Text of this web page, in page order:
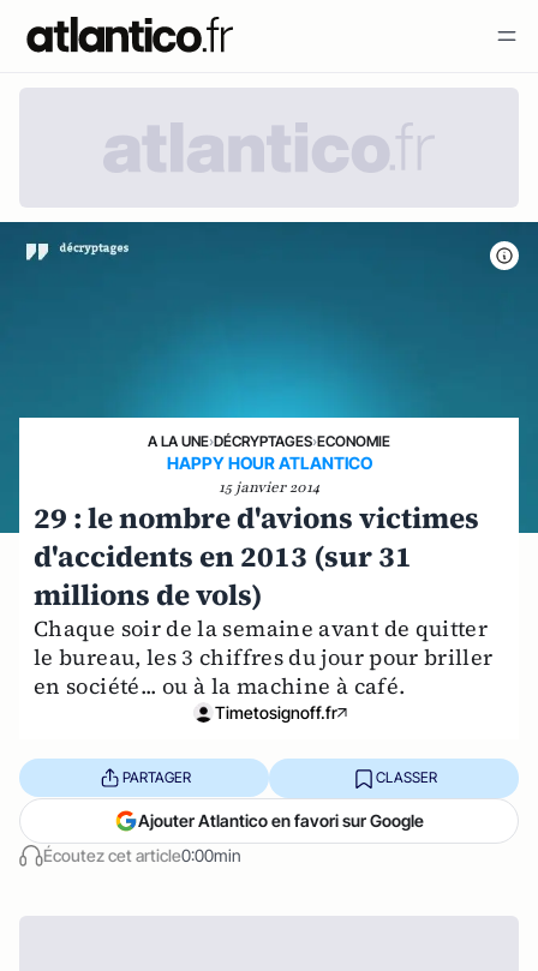
A LA UNE›DÉCRYPTAGES›ECONOMIE
HAPPY HOUR ATLANTICO
15 janvier 2014
29 : le nombre d'avions victimes
d'accidents en 2013 (sur 31
millions de vols)
Chaque soir de la semaine avant de quitter
le bureau, les 3 chiffres du jour pour briller
en société... ou à la machine à café.
Timetosignoff.fr
Écoutez cet article0:00min
PARTAGER CLASSER
Ajouter Atlantico en favori sur Google